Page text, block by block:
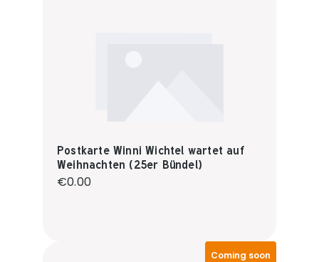
Postkarte Winni Wichtel wartet auf
Weihnachten (25er Bündel)
Regular price:
€0.00
Coming soon